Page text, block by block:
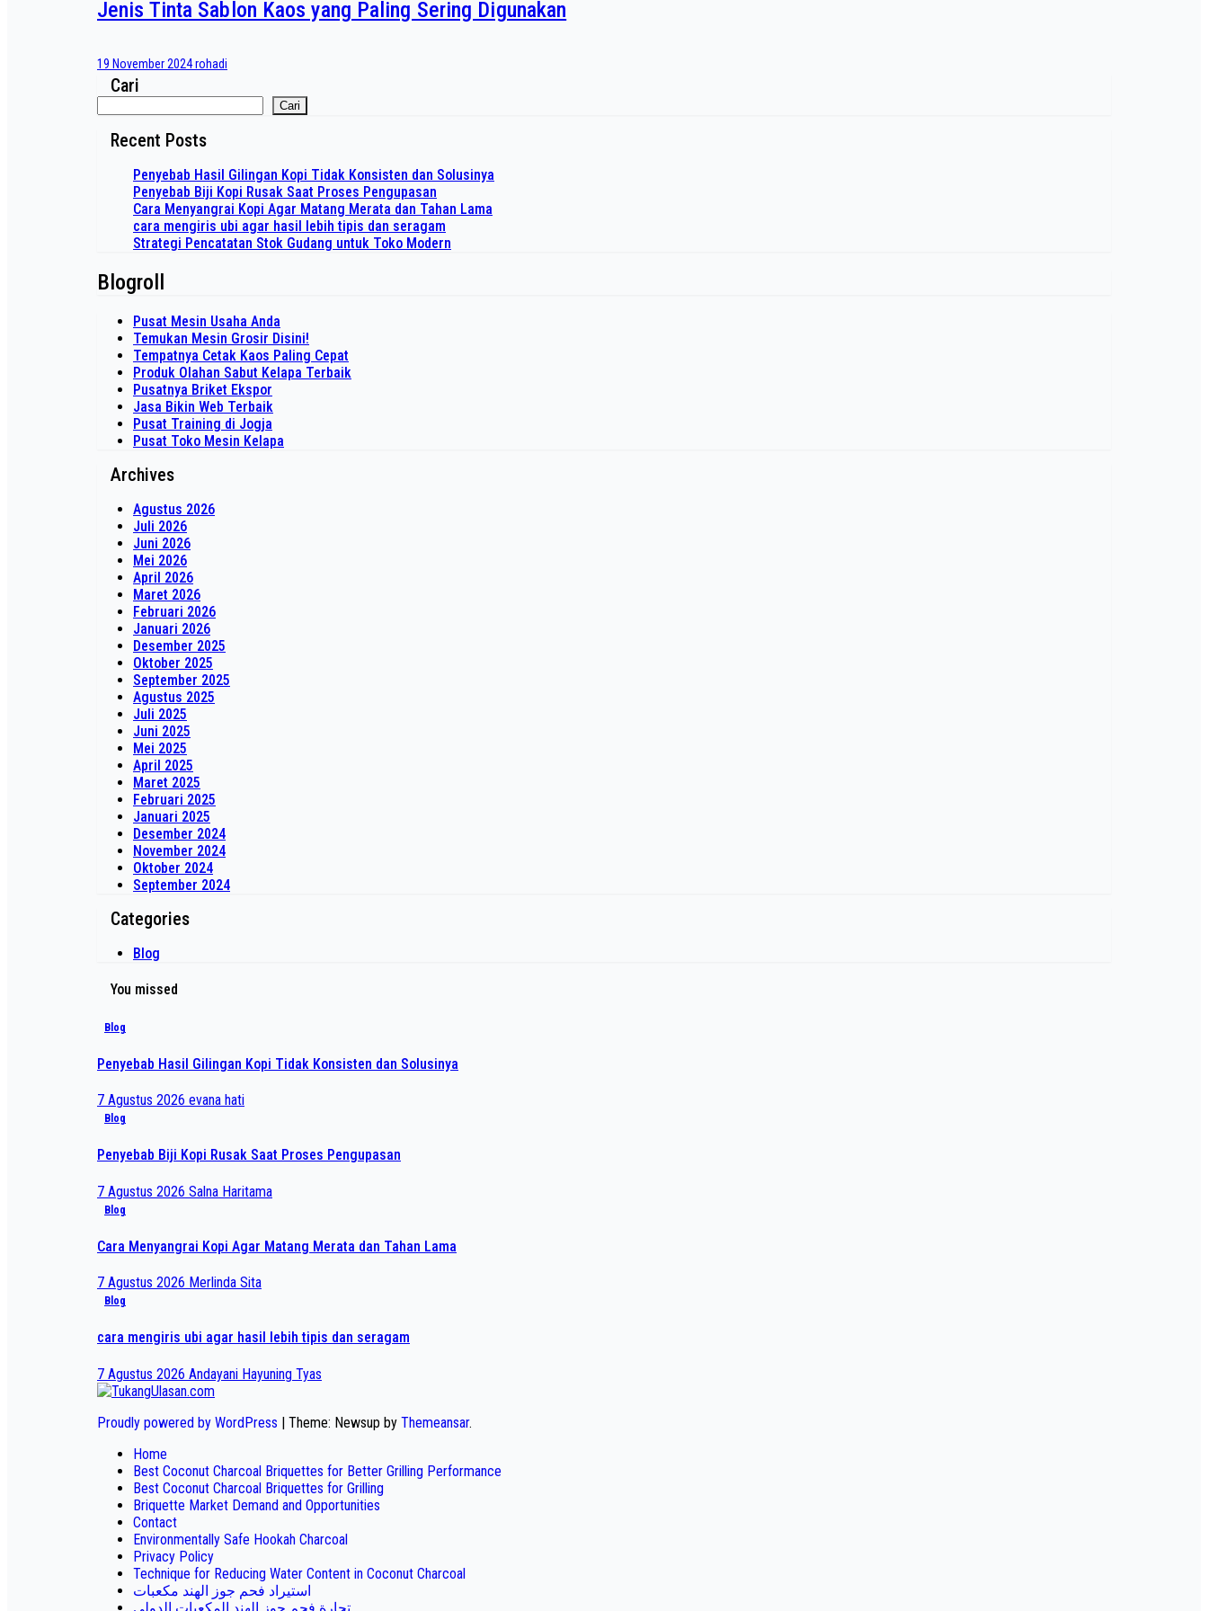
Jenis Tinta Sablon Kaos yang Paling Sering Digunakan
19 November 2024rohadi
Cari
Cari
Recent Posts
Penyebab Hasil Gilingan Kopi Tidak Konsisten dan Solusinya
Penyebab Biji Kopi Rusak Saat Proses Pengupasan
Cara Menyangrai Kopi Agar Matang Merata dan Tahan Lama
cara mengiris ubi agar hasil lebih tipis dan seragam
Strategi Pencatatan Stok Gudang untuk Toko Modern
Blogroll
Pusat Mesin Usaha Anda
Temukan Mesin Grosir Disini!
Tempatnya Cetak Kaos Paling Cepat
Produk Olahan Sabut Kelapa Terbaik
Pusatnya Briket Ekspor
Jasa Bikin Web Terbaik
Pusat Training di Jogja
Pusat Toko Mesin Kelapa
Archives
Agustus 2026
Juli 2026
Juni 2026
Mei 2026
April 2026
Maret 2026
Februari 2026
Januari 2026
Desember 2025
Oktober 2025
September 2025
Agustus 2025
Juli 2025
Juni 2025
Mei 2025
April 2025
Maret 2025
Februari 2025
Januari 2025
Desember 2024
November 2024
Oktober 2024
September 2024
Categories
Blog
You missed
Blog
Penyebab Hasil Gilingan Kopi Tidak Konsisten dan Solusinya
7 Agustus 2026 evana hati
Blog
Penyebab Biji Kopi Rusak Saat Proses Pengupasan
7 Agustus 2026 Salna Haritama
Blog
Cara Menyangrai Kopi Agar Matang Merata dan Tahan Lama
7 Agustus 2026 Merlinda Sita
Blog
cara mengiris ubi agar hasil lebih tipis dan seragam
7 Agustus 2026 Andayani Hayuning Tyas
Proudly powered by WordPress | Theme: Newsup by Themeansar.
Home
Best Coconut Charcoal Briquettes for Better Grilling Performance
Best Coconut Charcoal Briquettes for Grilling
Briquette Market Demand and Opportunities
Contact
Environmentally Safe Hookah Charcoal
Privacy Policy
Technique for Reducing Water Content in Coconut Charcoal
استيراد فحم جوز الهند مكعبات